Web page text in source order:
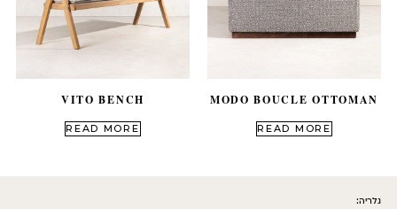
MODO BOUCLE OTTOMAN
READ MORE
VITO BENCH
READ MORE
גלריה: